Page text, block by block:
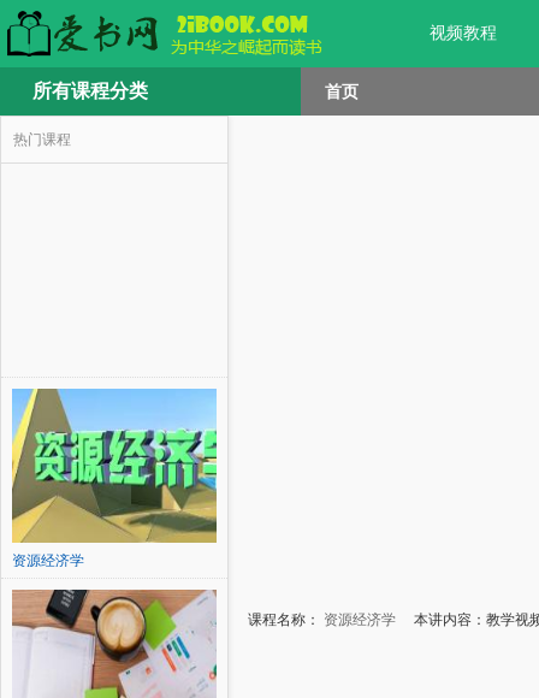
视频教程
所有课程分类 首页
热门课程
资源经济学
课程名称： 资源经济学 本讲内容：教学视